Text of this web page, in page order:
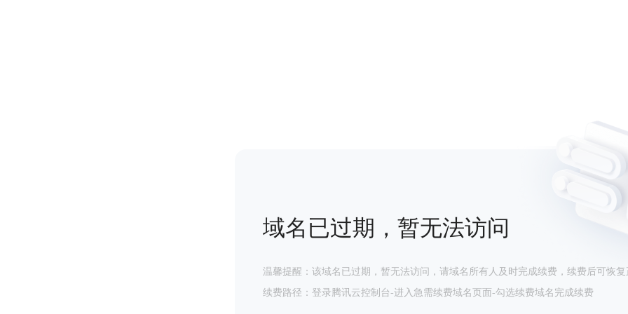
域名已过期，暂无法访问
温馨提醒：该域名已过期，暂无法访问，请域名所有人及时完成续费，续费后可恢复
续费路径：登录腾讯云控制台-进入急需续费域名页面-勾选续费域名完成续费